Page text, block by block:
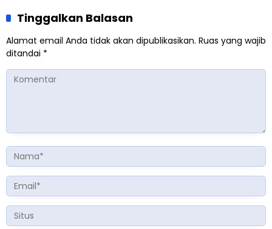
Tinggalkan Balasan
Alamat email Anda tidak akan dipublikasikan. Ruas yang wajib
ditandai *